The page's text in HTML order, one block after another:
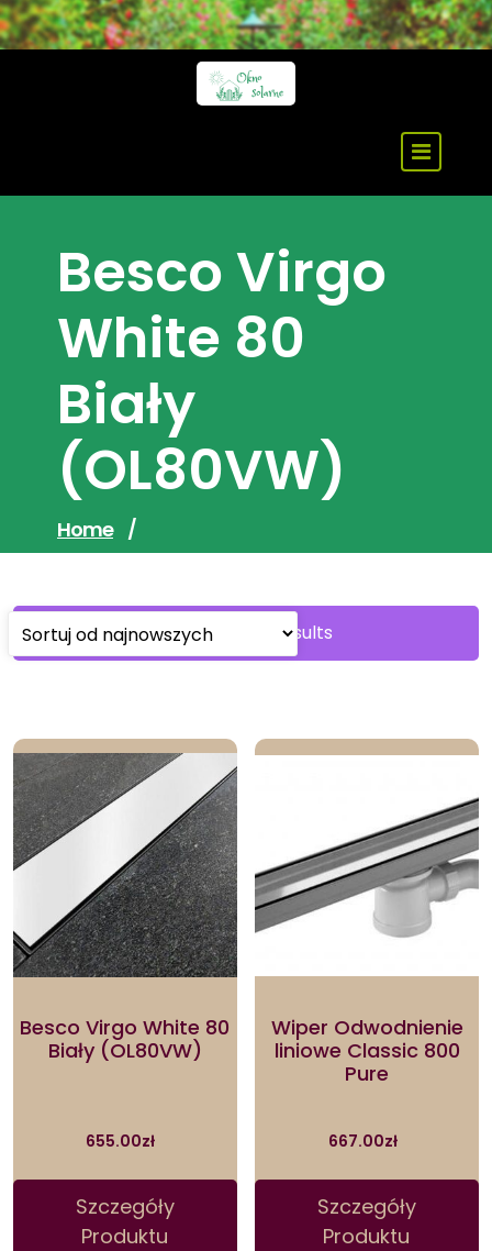
Skip
to
Besco Virgo
White 80
Biały
(OL80VW)
Home /
Showing all 2 resultsSorted
by
Besco Virgo White 80
Biały (OL80VW)
655.00zł
Szczegóły
Produktu
Wiper Odwodnienie
liniowe Classic 800
Pure
667.00zł
Szczegóły
Produktu